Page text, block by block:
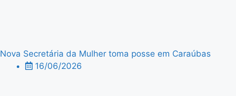
Nova Secretária da Mulher toma posse em Caraúbas
16/06/2026